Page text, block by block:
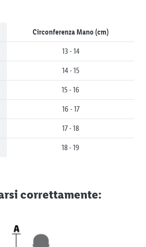
Circonferenza Mano (cm)
13 - 14
14 - 15
15 - 16
16 - 17
17 - 18
18 - 19
correttamente: